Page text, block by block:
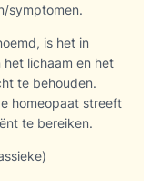
symptomen.
is het in
lichaam en het
te behouden.
homeopaat streeft
te bereiken.